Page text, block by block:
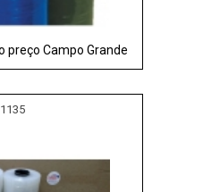
preço Campo Grande
1135